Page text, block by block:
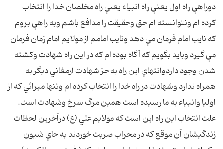
دوراهي راه اول يعني راه انبياء يعني راه مخلصان خدا را انتخاب
كرده ام ونتوانسته ام حق وحقيقت را مدافع باشم وبه راهي بروم
كه نايب امام فرمان مي دهد ونايب امامم از مولايم امام زمان فرمان
مي گيرد وبايد بگويم كه آگاه بوده ام كه در اين راه شهادت وكشته
شدن وجود داردوانتهاي اين راه به جز شهادت ارمغاني ديگر به
همراه ندارد وشهادت در راه خدا را انتخاب كرده ام وتنها ميراثي كه از
اوليا وانبياء به ما رسيده است همين مرگ سرخ وشهادت است.
علت انتخاب اين راه اين است كه مولايم علي (ع) درآخرين لحظات
زندگيشان آن موقع كه در محراب ضربت خوردند به جاي شيون